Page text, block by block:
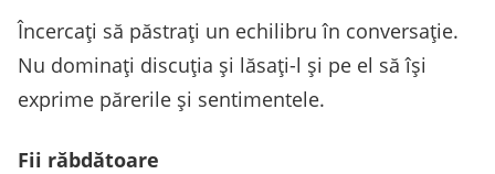
Încercați să păstrați un echilibru în conversație.
Nu dominați discuția și lăsați-l și pe el să își
exprime părerile și sentimentele.
Fii răbdătoare